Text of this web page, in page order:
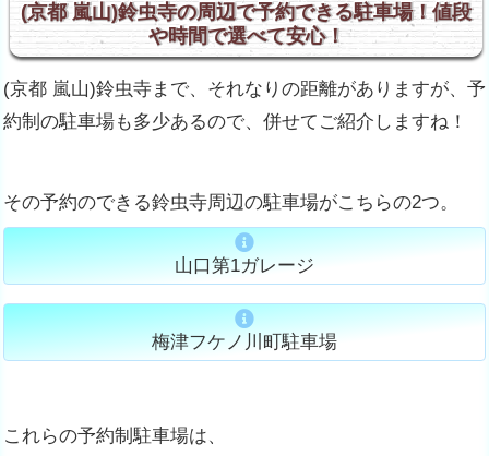
(京都 嵐山)鈴虫寺の周辺で予約できる駐車場！値段
や時間で選べて安心！
(京都 嵐山)鈴虫寺まで、それなりの距離がありますが、予
約制の駐車場も多少あるので、併せてご紹介しますね！
その予約のできる鈴虫寺周辺の駐車場がこちらの2つ。
山口第1ガレージ
梅津フケノ川町駐車場
これらの予約制駐車場は、